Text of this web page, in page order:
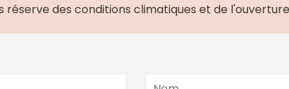
réserve des conditions climatiques et de